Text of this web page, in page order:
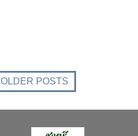
OLDER POSTS